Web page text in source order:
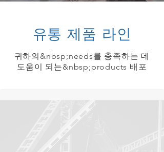
유통 제품 라인
귀하의&nbsp;needs를 충족하는 데
도움이 되는&nbsp;products 배포